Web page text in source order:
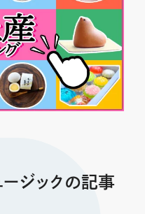
ージックの記事